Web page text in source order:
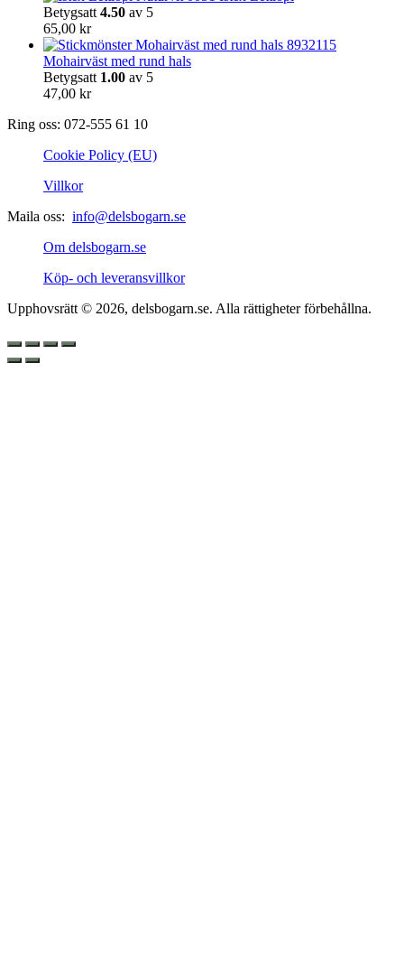
Betygsatt 4.50 av 5
65,00 kr
Mohairväst med rund hals
Betygsatt 1.00 av 5
47,00 kr
Ring oss: 072-555 61 10
Cookie Policy (EU)
Villkor
Maila oss: info@delsbogarn.se
Om delsbogarn.se
Köp- och leveransvillkor
Upphovsrätt © 2026, delsbogarn.se. Alla rättigheter förbehållna.